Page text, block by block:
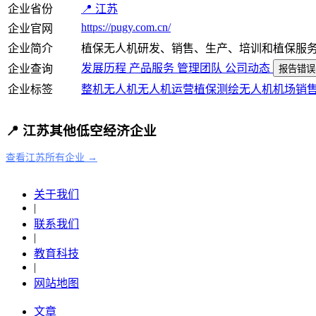
企业省份
📍 江苏
企业官网
https://pugy.com.cn/
企业简介
植保无人机研发、销售、生产、培训和植保服
企业查询
发展历程 产品服务 管理团队 公司动态 报告错误
企业标签 整机无人机无人机运营植保测绘无人机机场销
📍 江苏其他低空经济企业
查看江苏所有企业 →
关于我们
|
联系我们
|
教育科技
|
网站地图
文章